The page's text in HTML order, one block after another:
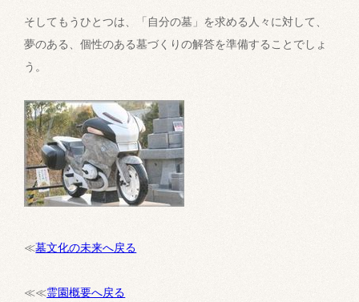
そしてもうひとつは、「自分の墓」を求める人々に対して、
夢のある、個性のある墓づくりの解答を準備することでしょ
う。
≪墓文化の未来へ戻る
≪≪霊園概要へ戻る